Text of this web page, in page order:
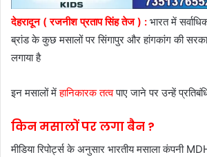
देहरादून ( रजनीश प्रताप सिंह तेज ) : भारत में
ब्रांड के कुछ मसालों पर सिंगापुर और हांगकांग की
लगाया है
इन मसालों मेंहानिकारक तत्वपाए जाने पर उन्हें
किन मसालों पर लगा बैन ?
मीडिया रिपोर्ट्स के अनुसार भारतीय मसाला कंपनी